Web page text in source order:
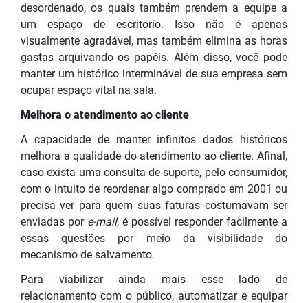
desordenado, os quais também prendem a equipe a
um espaço de escritório. Isso não é apenas
visualmente agradável, mas também elimina as horas
gastas arquivando os papéis. Além disso, você pode
manter um histórico interminável de sua empresa sem
ocupar espaço vital na sala.
Melhora o atendimento ao cliente
A capacidade de manter infinitos dados históricos
melhora a qualidade do atendimento ao cliente. Afinal,
caso exista uma consulta de suporte, pelo consumidor,
com o intuito de reordenar algo comprado em 2001 ou
precisa ver para quem suas faturas costumavam ser
enviadas por e-mail, é possível responder facilmente a
essas questões por meio da visibilidade do
mecanismo de salvamento.
Para viabilizar ainda mais esse lado de
relacionamento com o público, automatizar e equipar